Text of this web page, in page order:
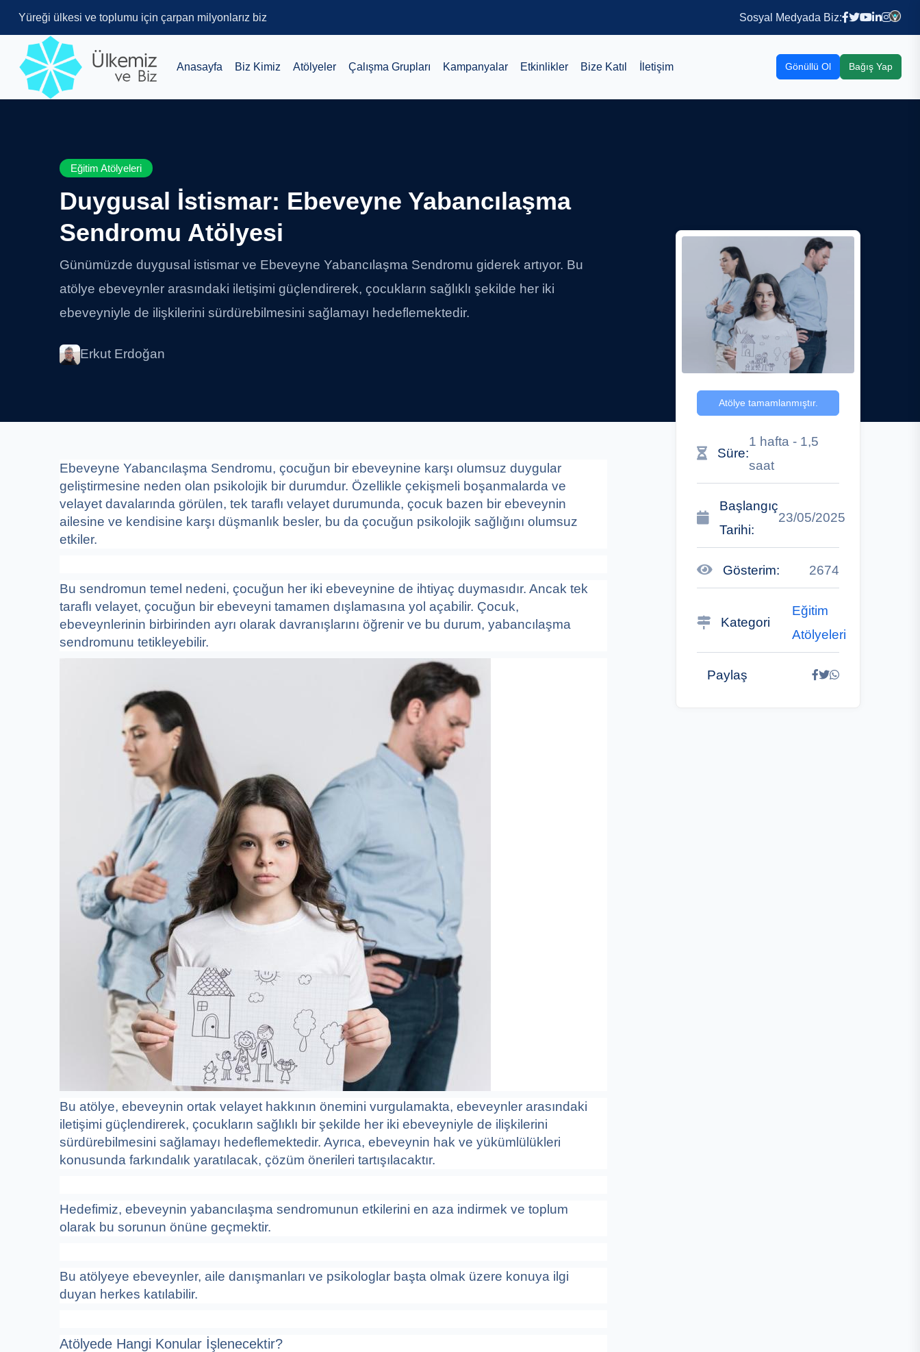
Yüreği ülkesi ve toplumu için çarpan milyonlarız biz Sosyal Medyada Biz:
Anasayfa Biz Kimiz Atölyeler Çalışma Grupları Kampanyalar Etkinlikler Bize Katıl İletişim Gönüllü Ol Bağış Yap
Eğitim Atölyeleri
Duygusal İstismar: Ebeveyne Yabancılaşma
Sendromu Atölyesi
Günümüzde duygusal istismar ve Ebeveyne Yabancılaşma Sendromu giderek artıyor. Bu
atölye ebeveynler arasındaki iletişimi güçlendirerek, çocukların sağlıklı şekilde her iki
ebeveyniyle de ilişkilerini sürdürebilmesini sağlamayı hedeflemektedir.
Erkut Erdoğan
Ebeveyne Yabancılaşma Sendromu, çocuğun bir ebeveynine karşı olumsuz duygular
geliştirmesine neden olan psikolojik bir durumdur. Özellikle çekişmeli boşanmalarda ve
velayet davalarında görülen, tek taraflı velayet durumunda, çocuk bazen bir ebeveynin
ailesine ve kendisine karşı düşmanlık besler, bu da çocuğun psikolojik sağlığını olumsuz
etkiler.
Bu sendromun temel nedeni, çocuğun her iki ebeveynine de ihtiyaç duymasıdır. Ancak tek
taraflı velayet, çocuğun bir ebeveyni tamamen dışlamasına yol açabilir. Çocuk,
ebeveynlerinin birbirinden ayrı olarak davranışlarını öğrenir ve bu durum, yabancılaşma
sendromunu tetikleyebilir.
Bu atölye, ebeveynin ortak velayet hakkının önemini vurgulamakta, ebeveynler arasındaki
iletişimi güçlendirerek, çocukların sağlıklı bir şekilde her iki ebeveyniyle de ilişkilerini
sürdürebilmesini sağlamayı hedeflemektedir. Ayrıca, ebeveynin hak ve yükümlülükleri
konusunda farkındalık yaratılacak, çözüm önerileri tartışılacaktır.
Hedefimiz, ebeveynin yabancılaşma sendromunun etkilerini en aza indirmek ve toplum
olarak bu sorunun önüne geçmektir.
Bu atölyeye ebeveynler, aile danışmanları ve psikologlar başta olmak üzere konuya ilgi
duyan herkes katılabilir.
Atölyede Hangi Konular İşlenecektir?
Atölye tamamlanmıştır.
Süre:
1 hafta - 1,5
saat
Başlangıç
Tarihi:
23/05/2025
Gösterim: 2674
Kategori
Eğitim
Atölyeleri
Paylaş